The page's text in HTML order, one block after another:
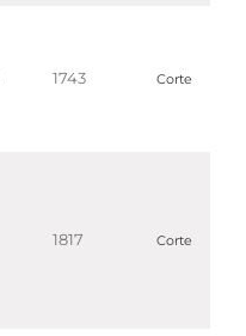
1743 Corte
1817 Corte